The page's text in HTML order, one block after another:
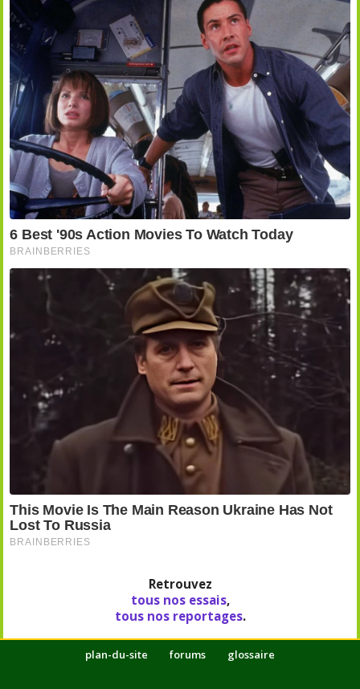
Retrouvez
tous nos essais,
tous nos reportages.
plan-du-site forums glossaire